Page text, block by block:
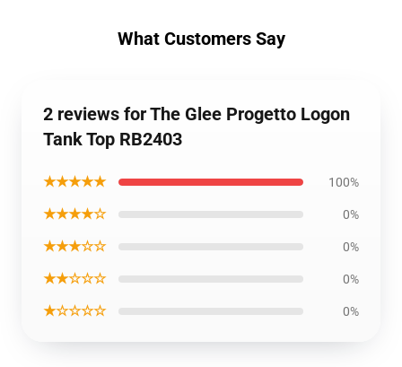
What Customers Say
2 reviews for The Glee Progetto Logon
Tank Top RB2403
★★★★★ 100%
★★★★☆ 0%
★★★☆☆ 0%
★★☆☆☆ 0%
★☆☆☆☆ 0%